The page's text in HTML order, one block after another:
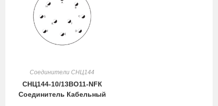
Соединители СНЦ144
СНЦ144-10/13ВО11-NFК
Cоединитель Кабельный